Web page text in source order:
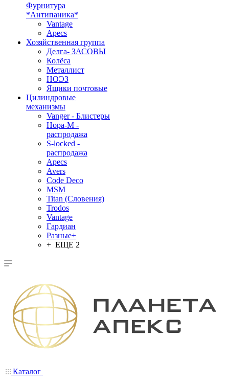
Фурнитура
*Антипаника*
Vantage
Apecs
Хозяйственная группа
Делга- ЗАСОВЫ
Колёса
Металлист
НОЭЗ
Ящики почтовые
Цилиндровые
механизмы
Vanger - Блистеры
Нора-М -
распродажа
S-locked -
распродажа
Apecs
Avers
Code Deco
MSM
Titan (Словения)
Trodos
Vantage
Гардиан
Разные+
+ ЕЩЕ 2
Каталог